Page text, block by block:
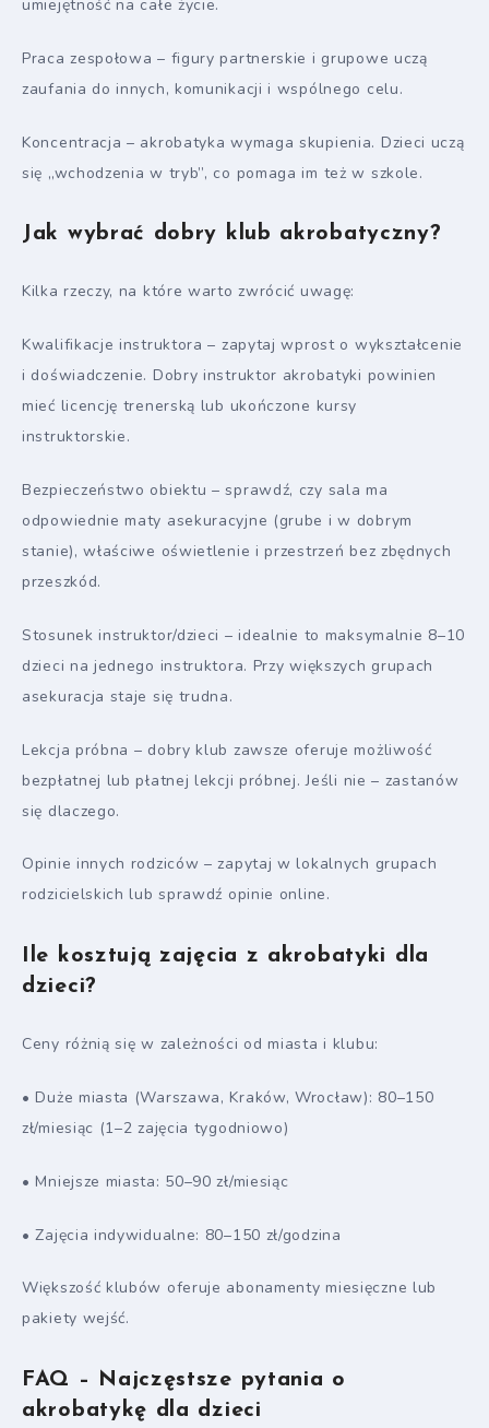
umiejętność na całe życie.
Praca zespołowa – figury partnerskie i grupowe uczą
zaufania do innych, komunikacji i wspólnego celu.
Koncentracja – akrobatyka wymaga skupienia. Dzieci uczą
się „wchodzenia w tryb”, co pomaga im też w szkole.
Jak wybrać dobry klub akrobatyczny?
Kilka rzeczy, na które warto zwrócić uwagę:
Kwalifikacje instruktora – zapytaj wprost o wykształcenie
i doświadczenie. Dobry instruktor akrobatyki powinien
mieć licencję trenerską lub ukończone kursy
instruktorskie.
Bezpieczeństwo obiektu – sprawdź, czy sala ma
odpowiednie maty asekuracyjne (grube i w dobrym
stanie), właściwe oświetlenie i przestrzeń bez zbędnych
przeszkód.
Stosunek instruktor/dzieci – idealnie to maksymalnie 8–10
dzieci na jednego instruktora. Przy większych grupach
asekuracja staje się trudna.
Lekcja próbna – dobry klub zawsze oferuje możliwość
bezpłatnej lub płatnej lekcji próbnej. Jeśli nie – zastanów
się dlaczego.
Opinie innych rodziców – zapytaj w lokalnych grupach
rodzicielskich lub sprawdź opinie online.
Ile kosztują zajęcia z akrobatyki dla
dzieci?
Ceny różnią się w zależności od miasta i klubu:
• Duże miasta (Warszawa, Kraków, Wrocław): 80–150
zł/miesiąc (1–2 zajęcia tygodniowo)
• Mniejsze miasta: 50–90 zł/miesiąc
• Zajęcia indywidualne: 80–150 zł/godzina
Większość klubów oferuje abonamenty miesięczne lub
pakiety wejść.
FAQ – Najczęstsze pytania o
akrobatykę dla dzieci